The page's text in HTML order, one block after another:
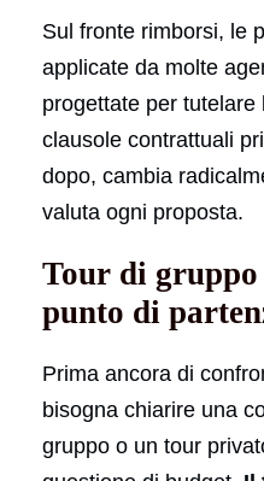
Sul fronte rimborsi, le
applicate da molte
progettate per tutelare
clausole contrattuali
dopo, cambia
valuta ogni proposta.
Tour di
punto di
Prima ancora di
bisogna chiarire una
gruppo o un tour